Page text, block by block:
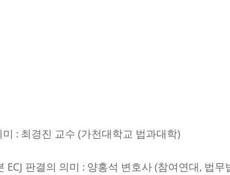
: 최경진 교수 (가천대학교 법과대학)
판결의 의미 : 양홍석 변호사 (참여연대, 법무